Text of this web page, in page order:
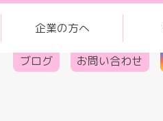
企業の方へ
ブログ お問い合わせ